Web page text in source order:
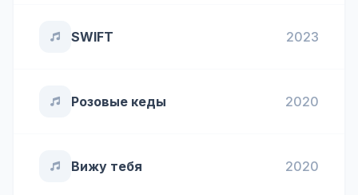
SWIFT 2023
Розовые кеды 2020
Вижу тебя 2020